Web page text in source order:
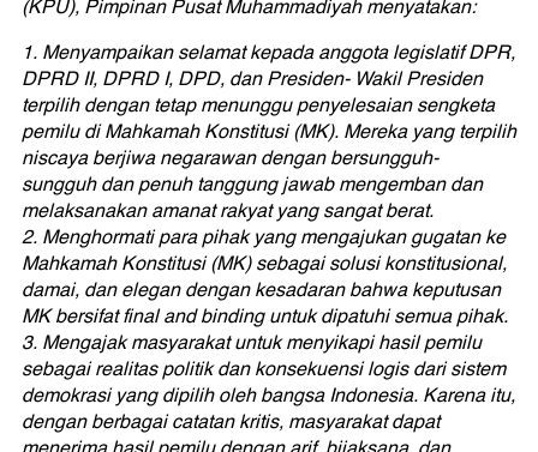
(KPU), Pimpinan Pusat Muhammadiyah menyatakan:
1. Menyampaikan selamat kepada anggota legislatif DPR,
DPRD II, DPRD I, DPD, dan Presiden- Wakil Presiden
terpilih dengan tetap menunggu penyelesaian sengketa
pemilu di Mahkamah Konstitusi (MK). Mereka yang terpilih
niscaya berjiwa negarawan dengan bersungguh-
sungguh dan penuh tanggung jawab mengemban dan
melaksanakan amanat rakyat yang sangat berat.
2. Menghormati para pihak yang mengajukan gugatan ke
Mahkamah Konstitusi (MK) sebagai solusi konstitusional,
damai, dan elegan dengan kesadaran bahwa keputusan
MK bersifat final and binding untuk dipatuhi semua pihak.
3. Mengajak masyarakat untuk menyikapi hasil pemilu
sebagai realitas politik dan konsekuensi logis dari sistem
demokrasi yang dipilih oleh bangsa Indonesia. Karena itu,
dengan berbagai catatan kritis, masyarakat dapat